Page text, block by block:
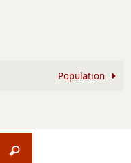
Population
Recherche